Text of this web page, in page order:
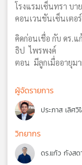
โรงแรมเซ็นทรา บา
คอนเวนชันเซ็นเตอ
คิดก่อนเชื่อ กับ ดร.
ธิป ไพรพงค์
ตอน มีลูกเมื่ออายุมา
ผู้จัดรายการ
ประภาส เลิศวิ
วิทยากร
ดร.แก้ว กังสด